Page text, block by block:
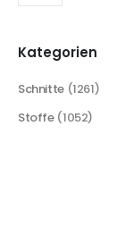
Kategorien
Schnitte (1261)
Stoffe (1052)